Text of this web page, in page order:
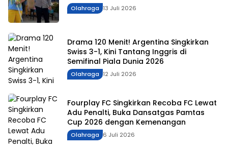
Olahraga 13 Juli 2026
Drama 120 Menit! Argentina Singkirkan
Swiss 3-1, Kini Tantang Inggris di
Semifinal Piala Dunia 2026
Olahraga 12 Juli 2026
Fourplay FC Singkirkan Recoba FC Lewat
Adu Penalti, Buka Dansatgas Pamtas
Cup 2026 dengan Kemenangan
Olahraga 6 Juli 2026